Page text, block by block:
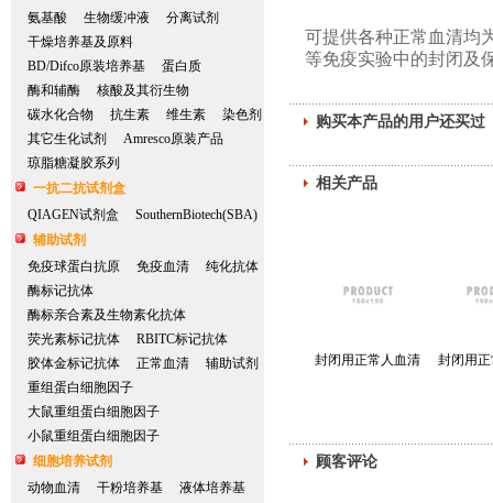
氨基酸
生物缓冲液
分离试剂
干燥培养基及原料
BD/Difco原装培养基
蛋白质
酶和辅酶
核酸及其衍生物
碳水化合物
抗生素 维生素
染色剂
其它生化试剂
Amresco原装产品
琼脂糖凝胶系列
一抗二抗试剂盒
QIAGEN试剂盒
SouthernBiotech(SBA)
辅助试剂
免疫球蛋白抗原
免疫血清
纯化抗体
酶标记抗体
酶标亲合素及生物素化抗体
荧光素标记抗体
RBITC标记抗体
胶体金标记抗体
正常血清
辅助试剂
重组蛋白细胞因子
大鼠重组蛋白细胞因子
小鼠重组蛋白细胞因子
细胞培养试剂
动物血清
干粉培养基
液体培养基
可提供各种正常血清均
等免疫实验中的封闭及
购买本产品的用户还买过
相关产品
封闭用正常人血清 封闭用
顾客评论